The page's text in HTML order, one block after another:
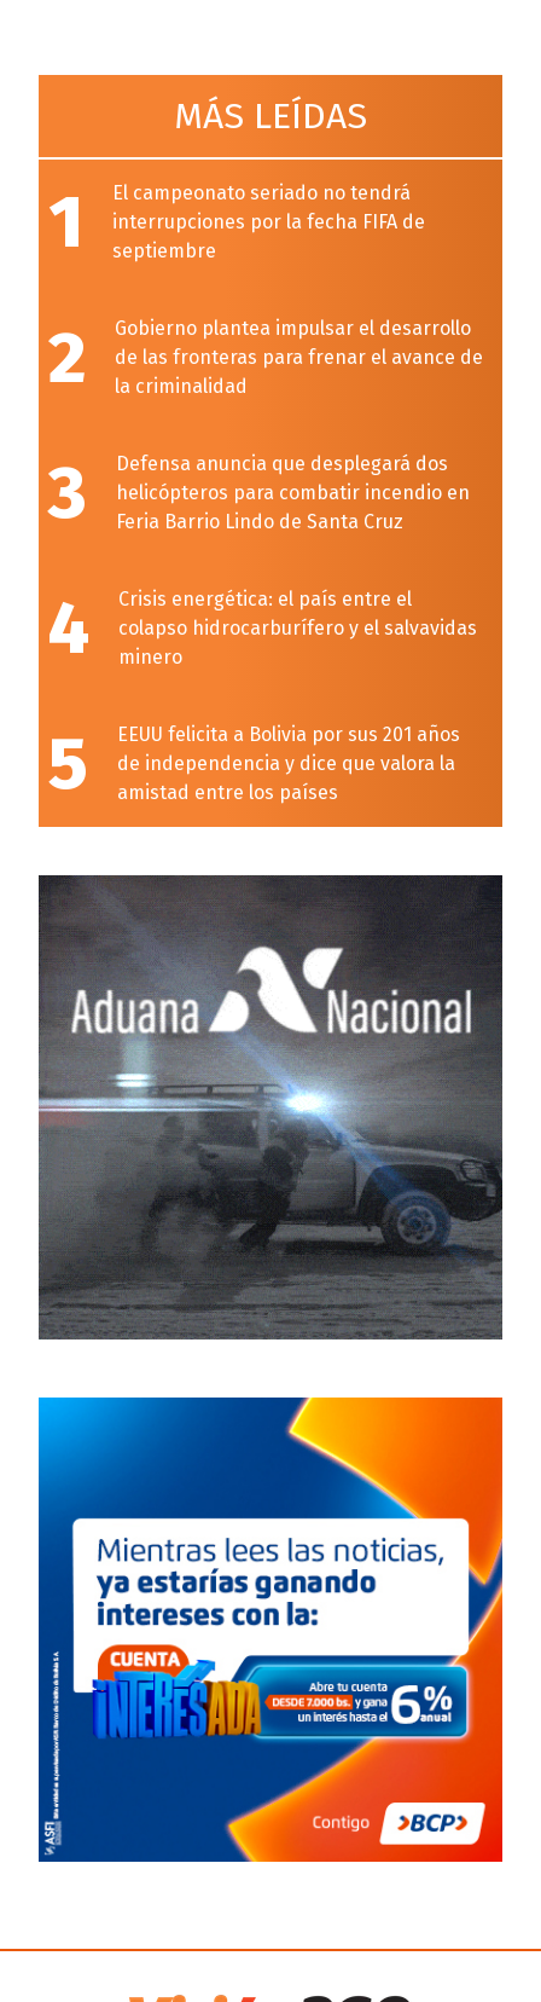
MÁS LEÍDAS
1
El campeonato seriado no tendrá
interrupciones por la fecha FIFA de
septiembre
2
Gobierno plantea impulsar el desarrollo
de las fronteras para frenar el avance de
la criminalidad
3
Defensa anuncia que desplegará dos
helicópteros para combatir incendio en
Feria Barrio Lindo de Santa Cruz
4
Crisis energética: el país entre el
colapso hidrocarburífero y el salvavidas
minero
5
EEUU felicita a Bolivia por sus 201 años
de independencia y dice que valora la
amistad entre los países